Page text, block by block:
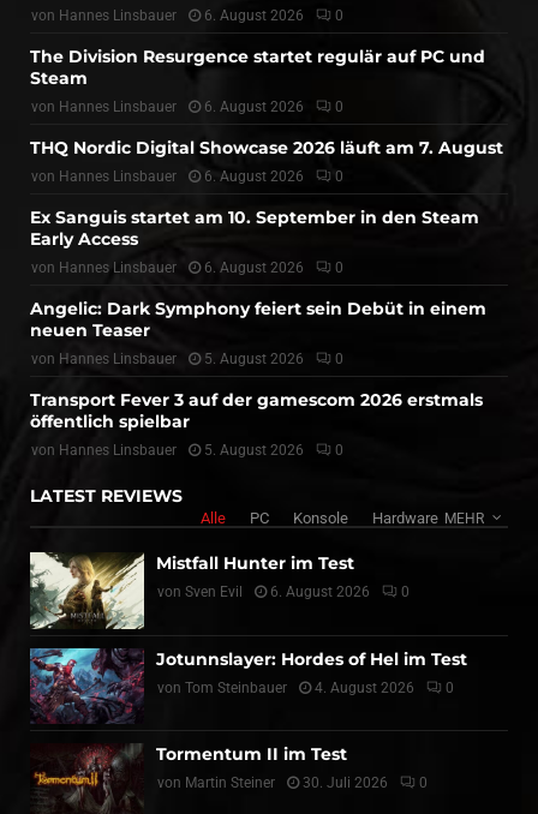
von Hannes Linsbauer 6. August 2026 0
The Division Resurgence startet regulär auf PC und
Steam
von Hannes Linsbauer 6. August 2026 0
THQ Nordic Digital Showcase 2026 läuft am 7. August
von Hannes Linsbauer 6. August 2026 0
Ex Sanguis startet am 10. September in den Steam
Early Access
von Hannes Linsbauer 6. August 2026 0
Angelic: Dark Symphony feiert sein Debüt in einem
neuen Teaser
von Hannes Linsbauer 5. August 2026 0
Transport Fever 3 auf der gamescom 2026 erstmals
öffentlich spielbar
von Hannes Linsbauer 5. August 2026 0
LATEST REVIEWS
Alle PC Konsole Hardware MEHR
Mistfall Hunter im Test
von Sven Evil 6. August 2026 0
Jotunnslayer: Hordes of Hel im Test
von Tom Steinbauer 4. August 2026 0
Tormentum II im Test
von Martin Steiner 30. Juli 2026 0